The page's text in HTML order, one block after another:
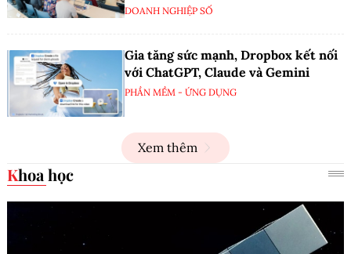
DOANH NGHIỆP SỐ
Gia tăng sức mạnh, Dropbox kết nối
với ChatGPT, Claude và Gemini
PHẦN MỀM - ỨNG DỤNG
Xem thêm
Khoa học